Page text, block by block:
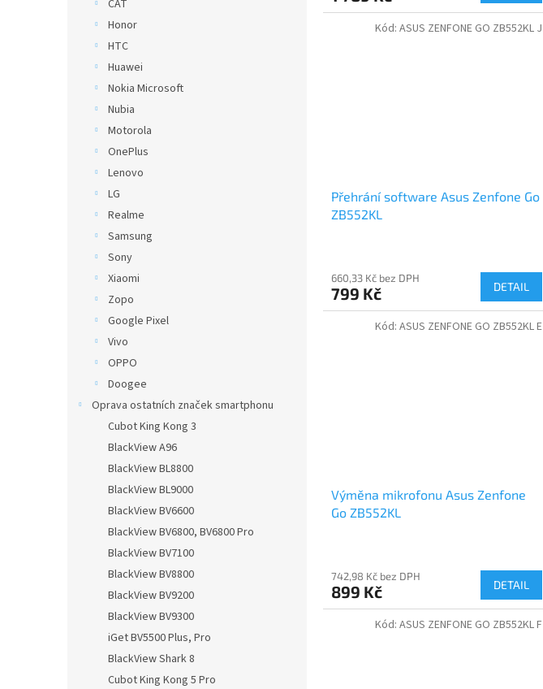
CAT
Honor
HTC
Huawei
Nokia Microsoft
Nubia
Motorola
OnePlus
Lenovo
LG
Realme
Samsung
Sony
Xiaomi
Zopo
Google Pixel
Vivo
OPPO
Doogee
Oprava ostatních značek smartphonu
Cubot King Kong 3
BlackView A96
BlackView BL8800
BlackView BL9000
BlackView BV6600
BlackView BV6800, BV6800 Pro
BlackView BV7100
BlackView BV8800
BlackView BV9200
BlackView BV9300
iGet BV5500 Plus, Pro
BlackView Shark 8
Cubot King Kong 5 Pro
Přehrání software Asus Zenfone Go
ZB552KL
660,33 Kč bez DPH
799 Kč DETAIL
Kód: ASUS ZENFONE GO ZB552KL J
Výměna mikrofonu Asus Zenfone
Go ZB552KL
742,98 Kč bez DPH
899 Kč DETAIL
Kód: ASUS ZENFONE GO ZB552KL E
Kód: ASUS ZENFONE GO ZB552KL F